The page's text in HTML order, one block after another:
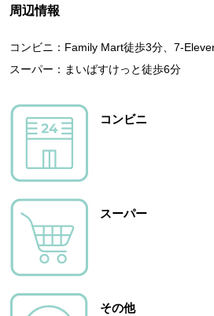
周辺情報
コンビニ：Family Mart徒歩3分、7-
スーパー：まいばすけっと徒歩6分
コンビニ
スーパー
その他